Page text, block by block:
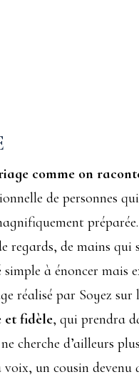
comme on
de personnes
préparée.
regards, de mains
simple à énoncer mais
réalisé par Soyez
et fidèle, qui prendra
cherche d’ailleurs
un cousin